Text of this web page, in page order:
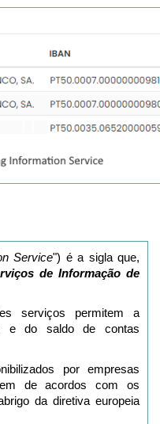
Service") é a sigla que,
de Informação de
serviços permitem a
e do saldo de contas
por empresas
de acordos com os
da diretiva europeia